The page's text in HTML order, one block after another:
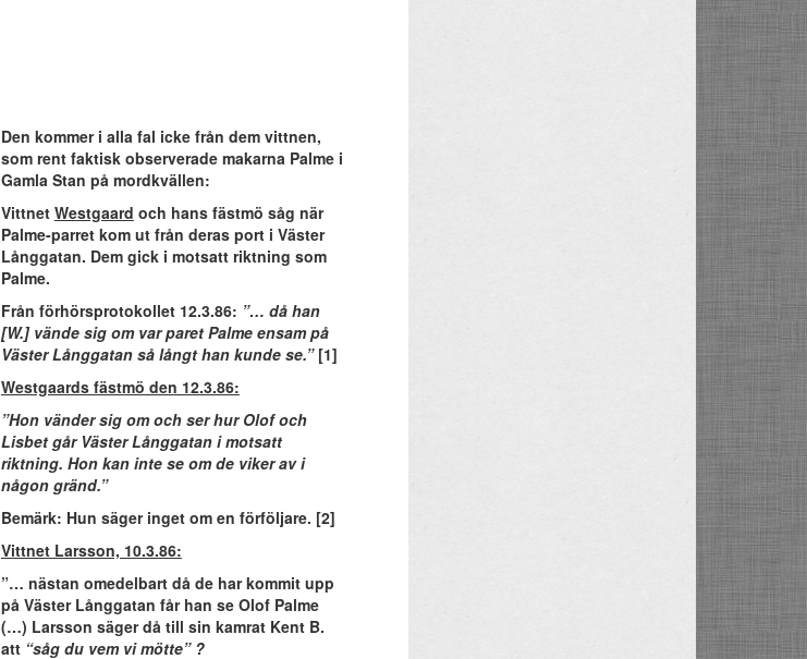
Den kommer i alla fal icke från dem vittnen,
som rent faktisk observerade makarna Palme i
Gamla Stan på mordkvällen:
Vittnet Westgaard och hans fästmö såg när
Palme-parret kom ut från deras port i Väster
Långgatan. Dem gick i motsatt riktning som
Palme.
Från förhörsprotokollet 12.3.86: ”… då han
[W.] vände sig om var paret Palme ensam på
Väster Långgatan så långt han kunde se.” [1]
Westgaards fästmö den 12.3.86:
”Hon vänder sig om och ser hur Olof och
Lisbet går Väster Långgatan i motsatt
riktning. Hon kan inte se om de viker av i
någon gränd.”
Bemärk: Hun säger inget om en förföljare. [2]
Vittnet Larsson, 10.3.86:
”… nästan omedelbart då de har kommit upp
på Väster Långgatan får han se Olof Palme
(…) Larsson säger då till sin kamrat Kent B.
att “såg du vem vi mötte” ?